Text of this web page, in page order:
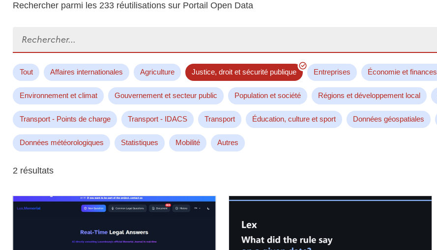
Rechercher parmi les 233 réutilisations sur Portail Open Data
Tout Affaires internationales Agriculture Justice, droit et sécurité publique Entreprises Économie et finances
Environnement et climat Gouvernement et secteur public Population et société Régions et développement local
Transport - Points de charge Transport - IDACS Transport Éducation, culture et sport Données géospatiales
Données météorologiques Statistiques Mobilité Autres
2 résultats